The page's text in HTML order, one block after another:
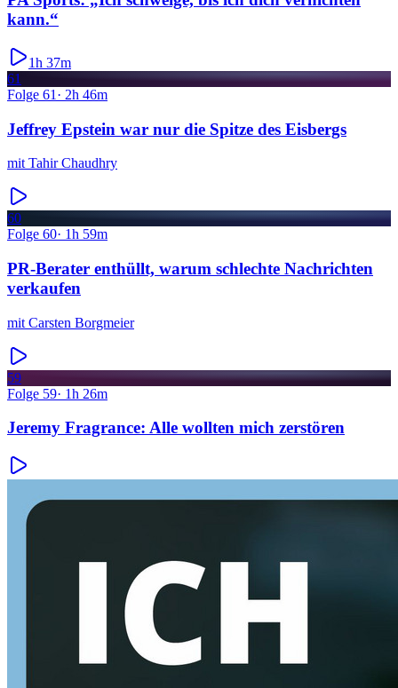
kann.“
1h 37m
61
Folge 61 · 2h 46m
Jeffrey Epstein war nur die Spitze des Eisbergs
mit Tahir Chaudhry
60
Folge 60· 1h 59m
PR-Berater enthüllt, warum schlechte Nachrichten
verkaufen
mit Carsten Borgmeier
59
Folge 59· 1h 26m
Jeremy Fragrance: Alle wollten mich zerstören